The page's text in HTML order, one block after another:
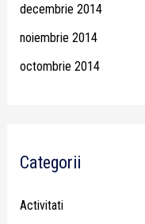
decembrie 2014
noiembrie 2014
octombrie 2014
Categorii
Activitati